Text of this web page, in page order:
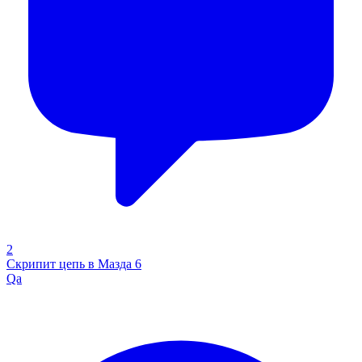
2
Скрипит цепь в Мазда 6
Qa